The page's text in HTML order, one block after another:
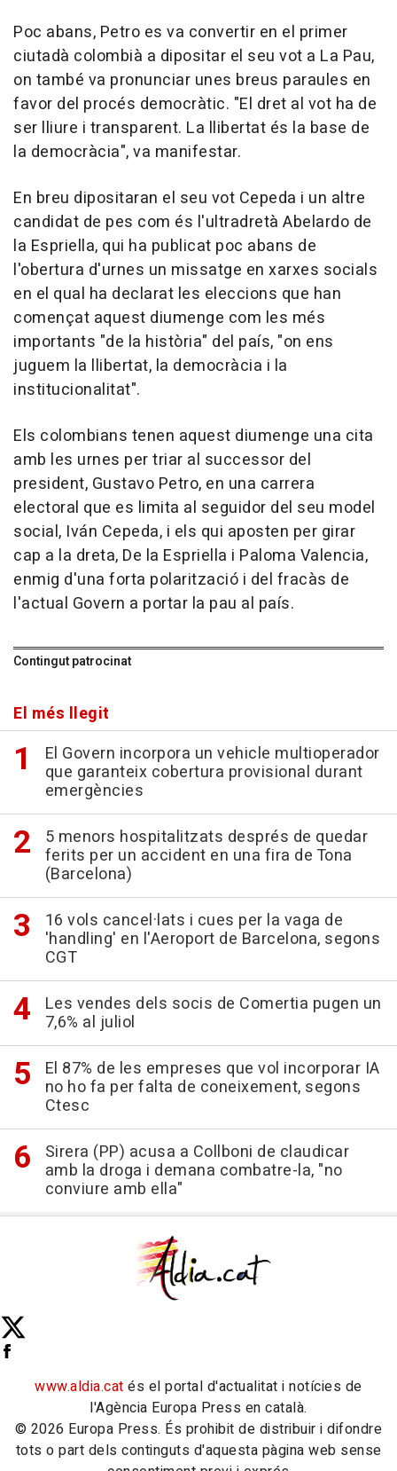
Poc abans, Petro es va convertir en el primer
ciutadà colombià a dipositar el seu vot a La Pau,
on també va pronunciar unes breus paraules en
favor del procés democràtic. "El dret al vot ha de
ser lliure i transparent. La llibertat és la base de
la democràcia", va manifestar.
En breu dipositaran el seu vot Cepeda i un altre
candidat de pes com és l'ultradretà Abelardo de
la Espriella, qui ha publicat poc abans de
l'obertura d'urnes un missatge en xarxes socials
en el qual ha declarat les eleccions que han
començat aquest diumenge com les més
importants "de la història" del país, "on ens
juguem la llibertat, la democràcia i la
institucionalitat".
Els colombians tenen aquest diumenge una cita
amb les urnes per triar al successor del
president, Gustavo Petro, en una carrera
electoral que es limita al seguidor del seu model
social, Iván Cepeda, i els qui aposten per girar
cap a la dreta, De la Espriella i Paloma Valencia,
enmig d'una forta polarització i del fracàs de
l'actual Govern a portar la pau al país.
Contingut patrocinat
El més llegit
El Govern incorpora un vehicle multioperador
que garanteix cobertura provisional durant
emergències
5 menors hospitalitzats després de quedar
ferits per un accident en una fira de Tona
(Barcelona)
16 vols cancel·lats i cues per la vaga de
'handling' en l'Aeroport de Barcelona, segons
CGT
Les vendes dels socis de Comertia pugen un
7,6% al juliol
El 87% de les empreses que vol incorporar IA
no ho fa per falta de coneixement, segons
Ctesc
Sirera (PP) acusa a Collboni de claudicar
amb la droga i demana combatre-la, "no
conviure amb ella"
www.aldia.cat és el portal d'actualitat i notícies de
l'Agència Europa Press en català.
© 2026 Europa Press. És prohibit de distribuir i difondre
tots o part dels continguts d'aquesta pàgina web sense